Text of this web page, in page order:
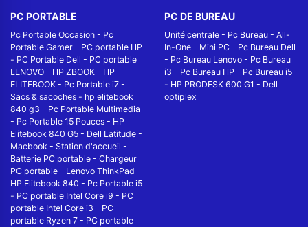
PC PORTABLE
Pc Portable Occasion - Pc
Portable Gamer - PC portable HP
- PC Portable Dell - PC portable
LENOVO - HP ZBOOK - HP
ELITEBOOK - Pc Portable i7 -
Sacs & sacoches - hp elitebook
840 g3 - Pc Portable Multimedia
- Pc Portable 15 Pouces - HP
Elitebook 840 G5 - Dell Latitude -
Macbook - Station d'accueil -
Batterie PC portable - Chargeur
PC portable - Lenovo ThinkPad -
HP Elitebook 840 - Pc Portable i5
- PC portable Intel Core i9 - PC
portable Intel Core i3 - PC
portable Ryzen 7 - PC portable
PC DE BUREAU
Unité centrale - Pc Bureau - All-
In-One - Mini PC - Pc Bureau Dell
- Pc Bureau Lenovo - Pc Bureau
i3 - Pc Bureau HP - Pc Bureau i5
- HP PRODESK 600 G1 - Dell
optiplex